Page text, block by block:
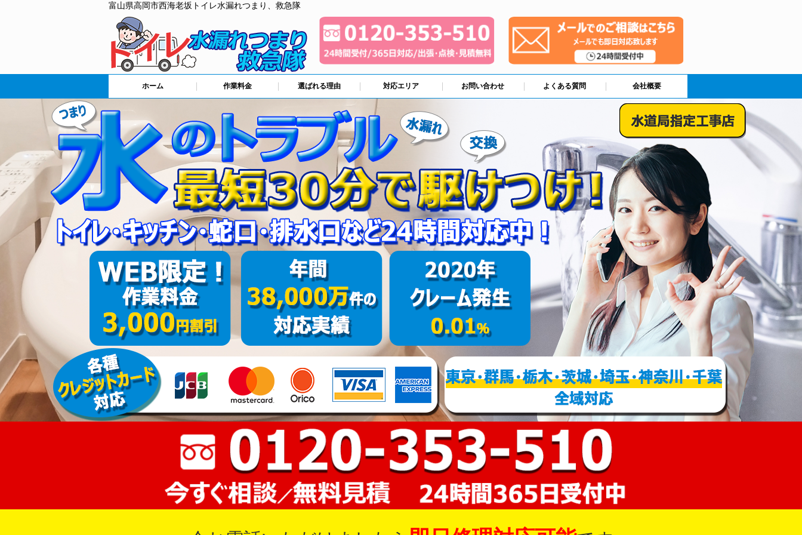
富山県高岡市西海老坂トイレ水漏れつまり、救急隊
ホーム 作業料金 選ばれる理由 対応エリア お問い合わせ よくある質問 会社概要